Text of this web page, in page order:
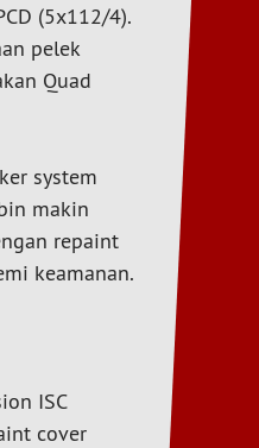
(5x112/4).
pelek
Quad
system
makin
repaint
keamanan.
ISC
cover